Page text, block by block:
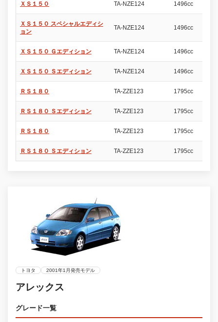
ＸＳ１５０ TA-NZE124 1496cc
ＸＳ１５０ スペシャルエディシ
ョン
TA-NZE124 1496cc
ＸＳ１５０ Ｇエディション TA-NZE124 1496cc
ＸＳ１５０ Ｓエディション TA-NZE124 1496cc
ＲＳ１８０ TA-ZZE123 1795cc
ＲＳ１８０ Ｓエディション TA-ZZE123 1795cc
ＲＳ１８０ TA-ZZE123 1795cc
ＲＳ１８０ Ｓエディション TA-ZZE123 1795cc
トヨタ 2001年1月発売モデル
アレックス
グレード一覧